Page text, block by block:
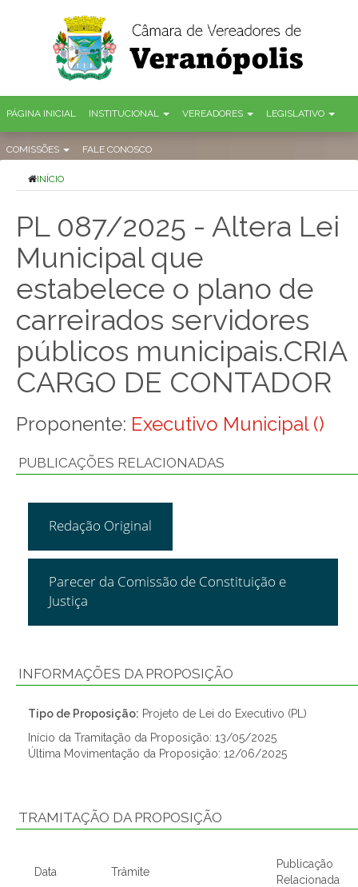
PÁGINA INICIAL INSTITUCIONAL VEREADORES LEGISLATIVO
COMISSÕES FALE CONOSCO
INÍCIO
PL 087/2025 - Altera Lei
Municipal que
estabelece o plano de
carreirados servidores
públicos municipais.CRIA
CARGO DE CONTADOR
Proponente: Executivo Municipal ()
PUBLICAÇÕES RELACIONADAS
Redação Original
Parecer da Comissão de Constituição e
Justiça
INFORMAÇÕES DA PROPOSIÇÃO
Tipo de Proposição: Projeto de Lei do Executivo (PL)
Início da Tramitação da Proposição: 13/05/2025
Última Movimentação da Proposição: 12/06/2025
TRAMITAÇÃO DA PROPOSIÇÃO
Data Trâmite
Publicação
Relacionada